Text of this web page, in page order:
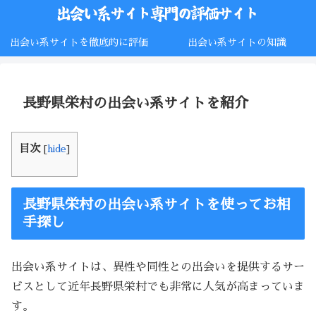
出会い系サイトを徹底的に評価 出会い系サイトの知識
長野県栄村の出会い系サイトを紹介
目次 [ hide]
長野県栄村の出会い系サイトを使ってお相
手探し
出会い系サイトは、異性や同性との出会いを提供するサー
ビスとして近年長野県栄村でも非常に人気が高まっていま
す。